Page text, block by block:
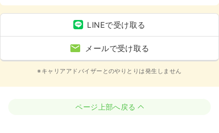
LINEで受け取る
メールで受け取る
※キャリアアドバイザーとのやりとりは発生しません
ページ上部へ戻る